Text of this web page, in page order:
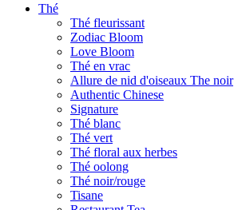
Thé
Thé fleurissant
Zodiac Bloom
Love Bloom
Thé en vrac
Allure de nid d'oiseaux The noir
Authentic Chinese
Signature
Thé blanc
Thé vert
Thé floral aux herbes
Thé oolong
Thé noir/rouge
Tisane